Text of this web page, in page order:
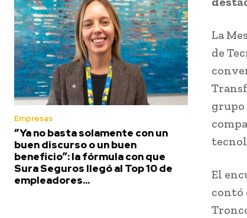
Empresas
“Ya no basta solamente con un
buen discurso o un buen
beneficio”: la fórmula con que
Sura Seguros llegó al Top 10 de
empleadores...
La
de
grupo
El
contó